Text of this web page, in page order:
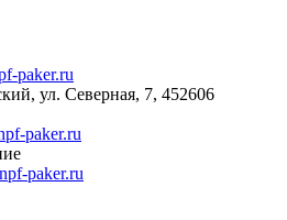
paker.ru
ул. Северная, 7, 452606
paker.ru
paker.ru